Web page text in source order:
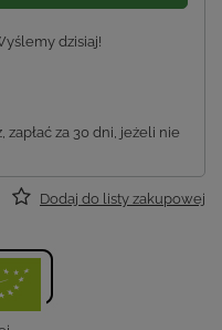
dzisiaj!
zapłać za 30 dni, jeżeli nie
Dodaj do listy zakupowej